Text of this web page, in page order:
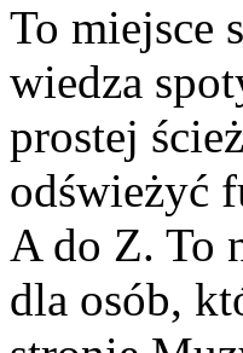
To miejsce
wiedza
prostej
odświeżyć
A do Z. To
dla osób,